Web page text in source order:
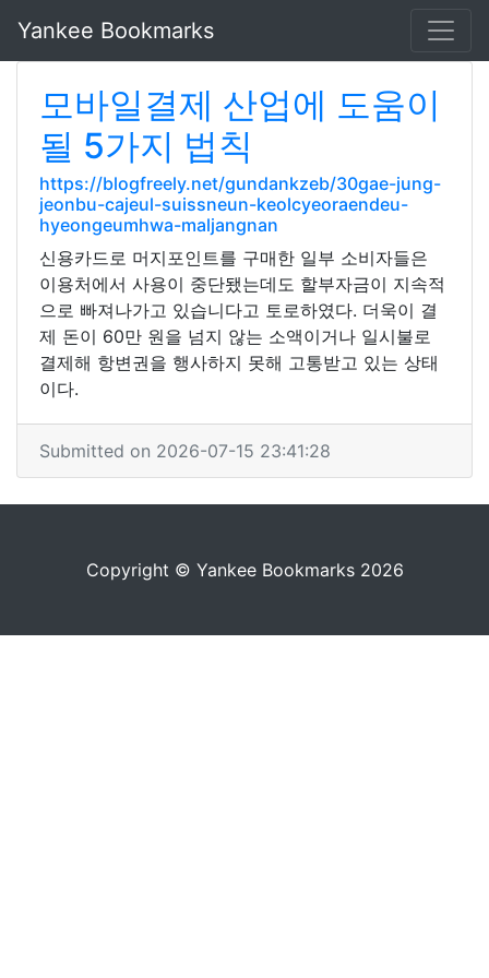
Yankee Bookmarks
모바일결제 산업에 도움이
될 5가지 법칙
https://blogfreely.net/gundankzeb/30gae-jung-
jeonbu-cajeul-suissneun-keolcyeoraendeu-
hyeongeumhwa-maljangnan
신용카드로 머지포인트를 구매한 일부 소비자들은
이용처에서 사용이 중단됐는데도 할부자금이 지속적
으로 빠져나가고 있습니다고 토로하였다. 더욱이 결
제 돈이 60만 원을 넘지 않는 소액이거나 일시불로
결제해 항변권을 행사하지 못해 고통받고 있는 상태
이다.
Submitted on 2026-07-15 23:41:28
Copyright © Yankee Bookmarks 2026